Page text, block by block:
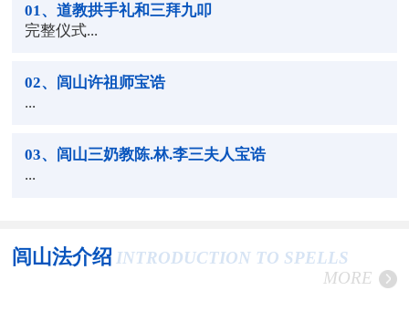
01 、道教拱手礼和三拜九叩
完整仪式...
02、闾山许祖师宝诰
...
03、闾山三奶教陈.林.李三夫人宝诰
...
闾山法介绍 INTRODUCTION TO SPELLS
MORE